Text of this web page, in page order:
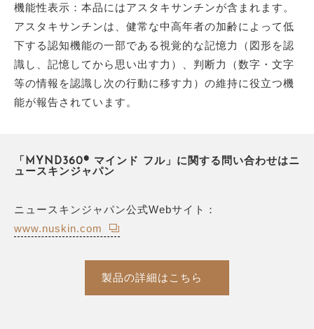
機能性表示：本品にはアスタキサンチンが含まれます。
アスタキサンチンは、健常な中高年者の加齢によって低
下する認知機能の一部である視覚的な記憶力（図形を認
識し、記憶してから思い出す力）、判断力（数字・文字
等の情報を認識し次の行動に移す力）の維持に役立つ機
能が報告されています。
「MYND360® マインド フル」に関する問い合わせはニ
ュースキンジャパン
ニュースキンジャパン公式Webサイト：
www.nuskin.com
製品の詳細はこちら